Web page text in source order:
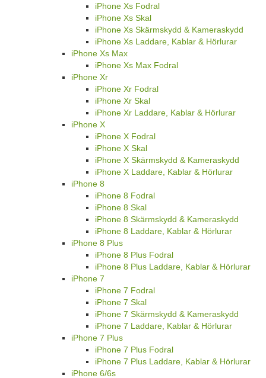
iPhone Xs Fodral
iPhone Xs Skal
iPhone Xs Skärmskydd & Kameraskydd
iPhone Xs Laddare, Kablar & Hörlurar
iPhone Xs Max
iPhone Xs Max Fodral
iPhone Xr
iPhone Xr Fodral
iPhone Xr Skal
iPhone Xr Laddare, Kablar & Hörlurar
iPhone X
iPhone X Fodral
iPhone X Skal
iPhone X Skärmskydd & Kameraskydd
iPhone X Laddare, Kablar & Hörlurar
iPhone 8
iPhone 8 Fodral
iPhone 8 Skal
iPhone 8 Skärmskydd & Kameraskydd
iPhone 8 Laddare, Kablar & Hörlurar
iPhone 8 Plus
iPhone 8 Plus Fodral
iPhone 8 Plus Laddare, Kablar & Hörlurar
iPhone 7
iPhone 7 Fodral
iPhone 7 Skal
iPhone 7 Skärmskydd & Kameraskydd
iPhone 7 Laddare, Kablar & Hörlurar
iPhone 7 Plus
iPhone 7 Plus Fodral
iPhone 7 Plus Laddare, Kablar & Hörlurar
iPhone 6/6s